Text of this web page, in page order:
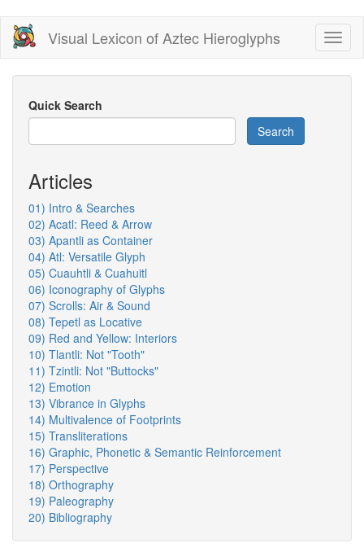
Skip
main
content
Visual Lexicon of Aztec Hieroglyphs
Quick Search
Search
Articles
01) Intro & Searches
02) Acatl: Reed & Arrow
03) Apantli as Container
04) Atl: Versatile Glyph
05) Cuauhtli & Cuahuitl
06) Iconography of Glyphs
07) Scrolls: Air & Sound
08) Tepetl as Locative
09) Red and Yellow: Interiors
10) Tlantli: Not "Tooth"
11) Tzintli: Not "Buttocks"
12) Emotion
13) Vibrance in Glyphs
14) Multivalence of Footprints
15) Transliterations
16) Graphic, Phonetic & Semantic Reinforcement
17) Perspective
18) Orthography
19) Paleography
20) Bibliography